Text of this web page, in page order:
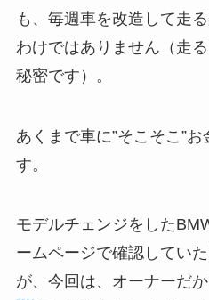
も、毎週車を改造して走
わけではありません（走
秘密です）。
あくまで車に”そこそこ”
す。
モデルチェンジをした
ームページで確認してい
が、今回は、オーナーだ